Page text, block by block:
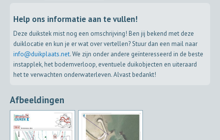
Help ons informatie aan te vullen!
Deze duikstek mist nog een omschrijving! Ben jij bekend met deze
duiklocatie en kun je er wat over vertellen? Stuur dan een mail naar
info@duikplaats.net. We zijn onder andere geïnteresseerd in de beste
instapplek, het bodemverloop, eventuele duikobjecten en uiteraard
het te verwachten onderwaterleven. Alvast bedankt!
Afbeeldingen